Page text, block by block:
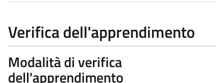
Verifica dell'apprendimento
Modalità di verifica
dell'apprendimento